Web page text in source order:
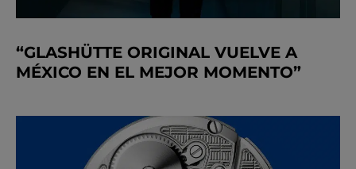
“GLASHÜTTE ORIGINAL VUELVE A
MÉXICO EN EL MEJOR MOMENTO”